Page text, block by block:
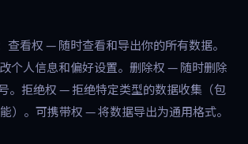
查看权 — 随时查看和导出你的所有数据。
个人信息和偏好设置。删除权 — 随时删除
。拒绝权 — 拒绝特定类型的数据收集（包
）。可携带权 — 将数据导出为通用格式。